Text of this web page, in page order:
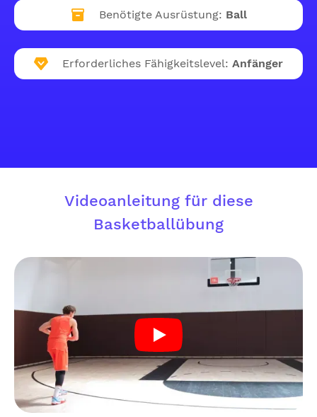
Benötigte Ausrüstung: Ball
Erforderliches Fähigkeitslevel: Anfänger
Videoanleitung für diese
Basketballübung